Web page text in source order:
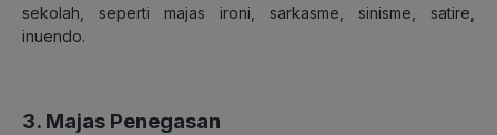
sekolah, seperti majas ironi, sarkasme, sinisme, satire,
inuendo.
3. Majas Penegasan